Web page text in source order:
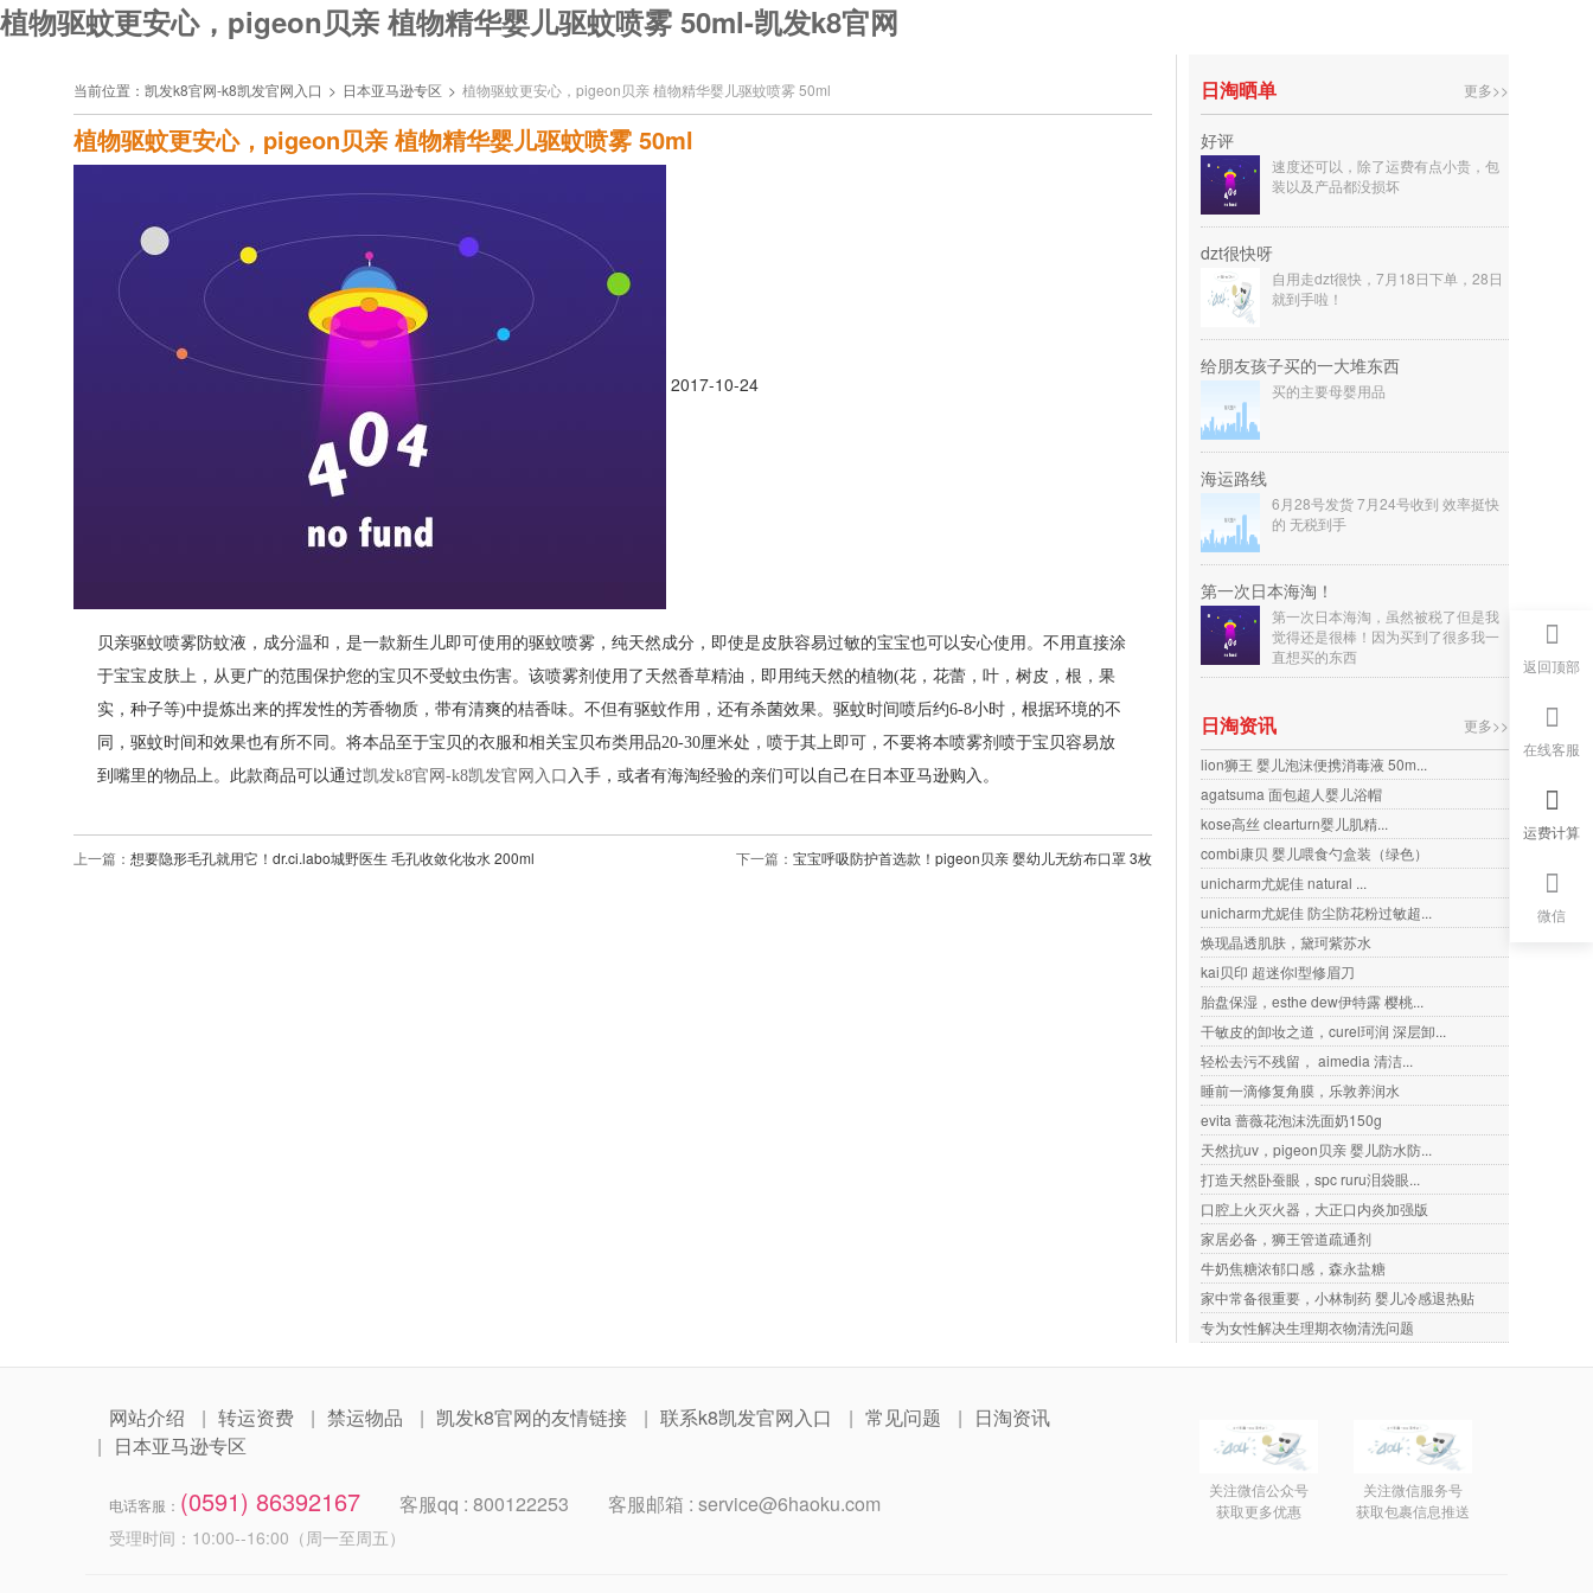
植物驱蚊更安心，pigeon贝亲 植物精华婴儿驱蚊喷雾 50ml-凯发k8官网
当前位置： 凯发k8官网-k8凯发官网入口 > 日本亚马逊专区 > 植物驱蚊更安心，pigeon贝亲 植物精华婴儿驱蚊喷雾 50ml
植物驱蚊更安心，pigeon贝亲 植物精华婴儿驱蚊喷雾 50ml
2017-10-24
贝亲驱蚊喷雾防蚊液，成分温和，是一款新生儿即可使用的驱蚊喷雾，纯天然成分，即使是皮肤容易过敏的宝宝也可以安心使用。不用直接涂
于宝宝皮肤上，从更广的范围保护您的宝贝不受蚊虫伤害。该喷雾剂使用了天然香草精油，即用纯天然的植物(花，花蕾，叶，树皮，根，果
实，种子等)中提炼出来的挥发性的芳香物质，带有清爽的桔香味。不但有驱蚊作用，还有杀菌效果。驱蚊时间喷后约6-8小时，根据环境的不
同，驱蚊时间和效果也有所不同。将本品至于宝贝的衣服和相关宝贝布类用品20-30厘米处，喷于其上即可，不要将本喷雾剂喷于宝贝容易放
到嘴里的物品上。此款商品可以通过凯发k8官网-k8凯发官网入口 入手，或者有海淘经验的亲们可以自己在日本亚马逊购入。
上一篇： 想要隐形毛孔就用它！dr.ci.labo城野医生 毛孔收敛化妆水 200ml 下一篇： 宝宝呼吸防护首选款！pigeon贝亲 婴幼儿无纺布口罩 3枚
日淘晒单 更多>>
好评
速度还可以，除了运费有点小贵，包
装以及产品都没损坏
dzt很快呀
自用走dzt很快，7月18日下单，28日
就到手啦！
给朋友孩子买的一大堆东西
买的主要母婴用品
海运路线
6月28号发货 7月24号收到 效率挺快
的 无税到手
第一次日本海淘！
第一次日本海淘，虽然被税了但是我
觉得还是很棒！因为买到了很多我一
直想买的东西
日淘资讯
更多>>
lion狮王 婴儿泡沫便携消毒液 50m...
agatsuma 面包超人婴儿浴帽
kose高丝 clearturn婴儿肌精...
combi康贝 婴儿喂食勺盒装（绿色）
unicharm尤妮佳 natural ...
unicharm尤妮佳 防尘防花粉过敏超...
焕现晶透肌肤，黛珂紫苏水
kai贝印 超迷你l型修眉刀
胎盘保湿，esthe dew伊特露 樱桃...
干敏皮的卸妆之道，curel珂润 深层卸...
轻松去污不残留， aimedia 清洁...
睡前一滴修复角膜，乐敦养润水
evita 蔷薇花泡沫洗面奶150g
天然抗uv，pigeon贝亲 婴儿防水防...
打造天然卧蚕眼，spc ruru泪袋眼...
口腔上火灭火器，大正口内炎加强版
家居必备，狮王管道疏通剂
牛奶焦糖浓郁口感，森永盐糖
家中常备很重要，小林制药 婴儿冷感退热贴
专为女性解决生理期衣物清洗问题
网站介绍 转运资费 禁运物品 凯发k8官网的友情链接 联系k8凯发官网入口 常见问题
日淘资讯
日本亚马逊专区
电话客服： (0591) 86392167 客服qq : 800122253 客服邮箱 : service@6haoku.com
受理时间：10:00--16:00（周一至周五）
关注微信公众号
获取更多优惠
关注微信服务号
获取包裹信息推送
返回顶部
在线客服
运费计算
微信